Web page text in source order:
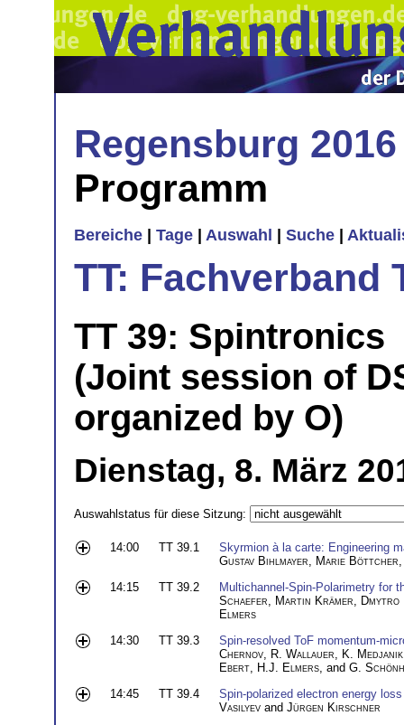
Regensburg 2016
Programm
Bereiche Tage Auswahl Suche
TT: Fachverband
TT 39: Spintronics
(Joint session of
organized by O)
Dienstag, 8. März
Auswahlstatus für diese Sitzung:
14:00 TT 39.1
Skyrmion à la carte: Engineering
Gustav Bihlmayer
Marie Böttcher
14:15
TT 39.2
Multichannel-Spin-Polarimetry for
Schaefer
Martin Krämer
Dmytro
Elmers
14:30
TT 39.3
Spin-resolved ToF momentum-
Chernov R. Wallauer K. Medjanik
Ebert H.J. Elmers , and G.
14:45
TT 39.4
Spin-polarized electron energy
Vasilyev and Jürgen Kirschner